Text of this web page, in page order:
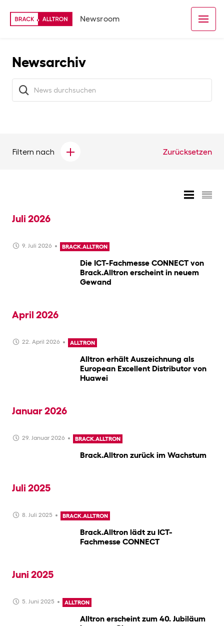
Newsroom
Newsarchiv
Filtern nach Zurücksetzen
Juli 2026
9. Juli 2026 BRACK.ALLTRON
Die ICT-Fachmesse CONNECT von
Brack.Alltron erscheint in neuem
Gewand
April 2026
22. April 2026 ALLTRON
Alltron erhält Auszeichnung als
European Excellent Distributor von
Huawei
Januar 2026
29. Januar 2026 BRACK.ALLTRON
Brack.Alltron zurück im Wachstum
Juli 2025
8. Juli 2025 BRACK.ALLTRON
Brack.Alltron lädt zu ICT-
Fachmesse CONNECT
Juni 2025
5. Juni 2025 ALLTRON
Alltron erscheint zum 40. Jubiläum